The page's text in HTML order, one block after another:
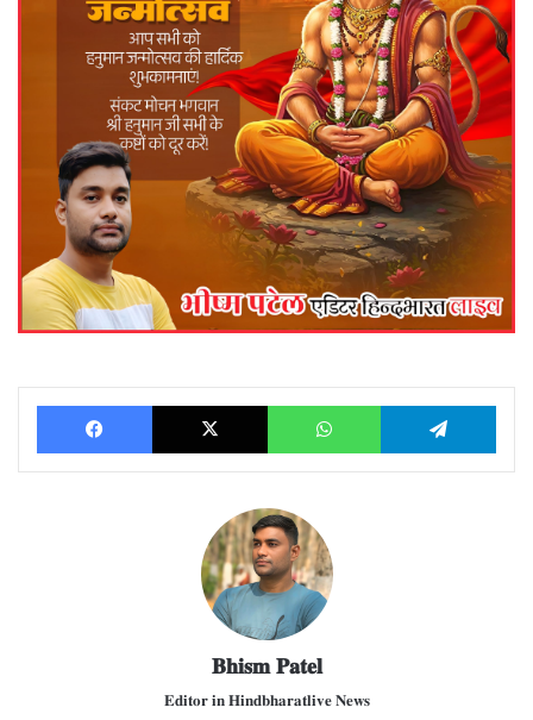
Facebook X WhatsApp
𝐁𝐡𝐢𝐬𝐦 𝐏𝐚𝐭𝐞𝐥
𝐄𝐝𝐢𝐭𝐨𝐫 𝐢𝐧 𝐇𝐢𝐧𝐝𝐛𝐡𝐚𝐫𝐚𝐭𝐥𝐢𝐯𝐞 𝐍𝐞𝐰𝐬